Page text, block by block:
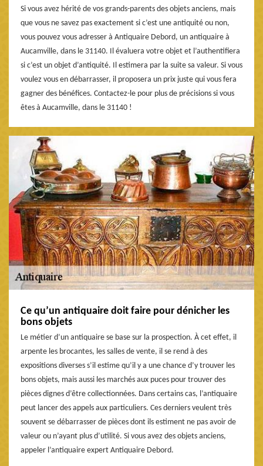
Si vous avez hérité de vos grands-parents des objets anciens, mais
que vous ne savez pas exactement si c’est une antiquité ou non,
vous pouvez vous adresser à Antiquaire Debord, un antiquaire à
Aucamville, dans le 31140. Il évaluera votre objet et l’authentifiera
si c’est un objet d’antiquité. Il estimera par la suite sa valeur. Si vous
voulez vous en débarrasser, il proposera un prix juste qui vous fera
gagner des bénéfices. Contactez-le pour plus de précisions si vous
êtes à Aucamville, dans le 31140 !
Ce qu’un antiquaire doit faire pour dénicher les
bons objets
Le métier d’un antiquaire se base sur la prospection. À cet effet, il
arpente les brocantes, les salles de vente, il se rend à des
expositions diverses s’il estime qu’il y a une chance d’y trouver les
bons objets, mais aussi les marchés aux puces pour trouver des
pièces dignes d’être collectionnées. Dans certains cas, l’antiquaire
peut lancer des appels aux particuliers. Ces derniers veulent très
souvent se débarrasser de pièces dont ils estiment ne pas avoir de
valeur ou n’ayant plus d’utilité. Si vous avez des objets anciens,
appeler l’antiquaire expert Antiquaire Debord.